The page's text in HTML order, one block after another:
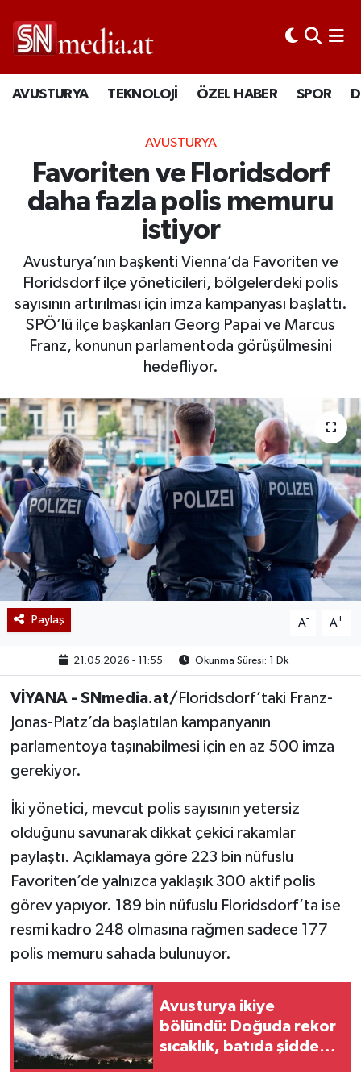
AVUSTURYA TEKNOLOJİ ÖZEL HABER SPOR
AVUSTURYA
Favoriten ve Floridsdorf
daha fazla polis memuru
istiyor
Avusturya’nın başkenti Vienna’da Favoriten ve
Floridsdorf ilçe yöneticileri, bölgelerdeki polis
sayısının artırılması için imza kampanyası başlattı.
SPÖ’lü ilçe başkanları Georg Papai ve Marcus
Franz, konunun parlamentoda görüşülmesini
hedefliyor.
Paylaş A- A+
21.05.2026 - 11:55 Okunma Süresi: 1 Dk
VİYANA - SNmedia.at/ Floridsdorf’taki Franz-
Jonas-Platz’da başlatılan kampanyanın
parlamentoya taşınabilmesi için en az 500 imza
gerekiyor.
İki yönetici, mevcut polis sayısının yetersiz
olduğunu savunarak dikkat çekici rakamlar
paylaştı. Açıklamaya göre 223 bin nüfuslu
Favoriten’de yalnızca yaklaşık 300 aktif polis
görev yapıyor. 189 bin nüfuslu Floridsdorf’ta ise
resmi kadro 248 olmasına rağmen sadece 177
polis memuru sahada bulunuyor.
Avusturya ikiye
bölündü: Doğuda rekor
sıcaklık, batıda şiddetli